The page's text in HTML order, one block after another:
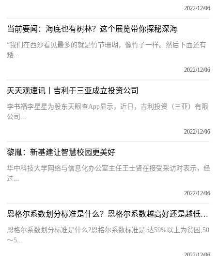
2022/12/06
当前要闻：海底也有树林？这个展览带你探秘深海
“我们在西沙看见最多的就是竹节珊瑚，像竹子一样。然后下面还有
矮...
2022/12/06
天天观速讯丨吉利于三亚成立投资公司
李书福李星星为股东天眼查App显示，近日，吉利投资（三亚）有限
公司...
2022/12/06
黎胤：新基建让智慧校园更美好
华中科技大学网络与信息化办公室主任王士贤在接受采访时表示，经
过...
2022/12/06
恩格尔系数划分标准是什么？恩格尔系数越高好还是越低好一些呢？
恩格尔系数划分标准是什么?恩格尔系数标准是:达59%以上为贫困,50
～5...